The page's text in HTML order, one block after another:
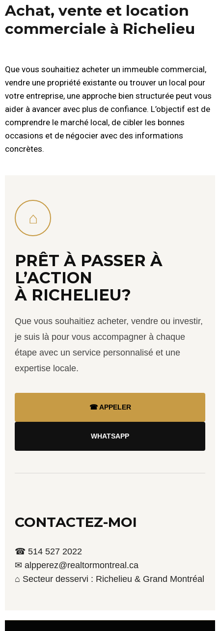
Achat, vente et location
commerciale à Richelieu
Que vous souhaitiez acheter un immeuble commercial,
vendre une propriété existante ou trouver un local pour
votre entreprise, une approche bien structurée peut vous
aider à avancer avec plus de confiance. L’objectif est de
comprendre le marché local, de cibler les bonnes
occasions et de négocier avec des informations
concrètes.
⌂
PRÊT À PASSER À
L’ACTION
À RICHELIEU?
Que vous souhaitiez acheter, vendre ou investir,
je suis là pour vous accompagner à chaque
étape avec un service personnalisé et une
expertise locale.
☎ APPELER
WHATSAPP
CONTACTEZ-MOI
☎ 514 527 2022
✉ alpperez@realtormontreal.ca
⌂ Secteur desservi : Richelieu & Grand Montréal